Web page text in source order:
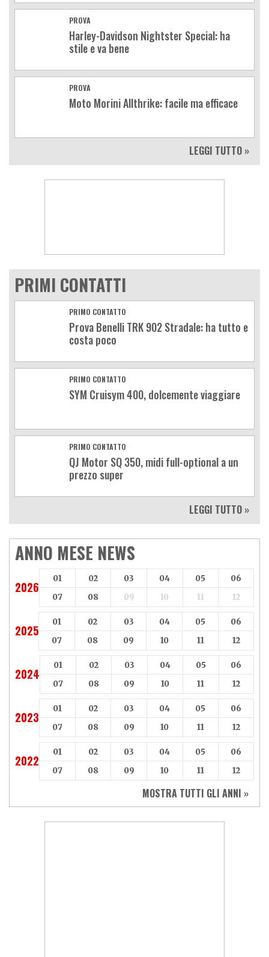
PROVA
Harley-Davidson Nightster Special: ha
stile e va bene
PROVA
Moto Morini Allthrike: facile ma efficace
LEGGI TUTTO »
PRIMI CONTATTI
PRIMO CONTATTO
Prova Benelli TRK 902 Stradale: ha tutto e
costa poco
PRIMO CONTATTO
SYM Cruisym 400, dolcemente viaggiare
PRIMO CONTATTO
QJ Motor SQ 350, midi full-optional a un
prezzo super
LEGGI TUTTO »
ANNO MESE NEWS
2026
01 02 03 04 05
06
07
08 09 10 11 12
2025
01 02 03 04 05
06
07
08 09 10 11 12
2024
01 02 03 04 05
06
07
08 09 10 11 12
2023
01 02 03 04 05
06
07
08 09 10 11 12
2022
01 02 03 04 05
06
07
08 09 10 11 12
MOSTRA TUTTI GLI ANNI »